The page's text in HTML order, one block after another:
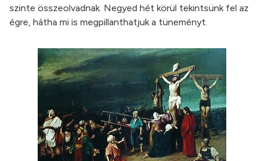
szinte összeolvadnak. Negyed hét körül tekintsünk fel az
égre, hátha mi is megpillanthatjuk a tüneményt.